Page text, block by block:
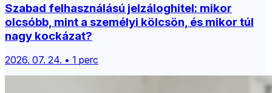
Szabad felhasználású jelzáloghitel: mikor
olcsóbb, mint a személyi kölcsön, és mikor túl
nagy kockázat?
2026. 07. 24. • 1 perc